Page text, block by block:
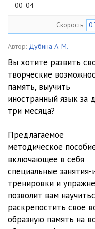
00_04
01_02
01_03
01_04
01_05
01_07
01_09
01_10
01_11
Скорость
Автор: Дубина А. М.
Вы хотите развить
творческие
память, выучить
иностранный язык за
три месяца?
Предлагаемое
методическое
включающее в себя
специальные занятия-
тренировки и
позволит вам
раскрепостить свое
образную память на